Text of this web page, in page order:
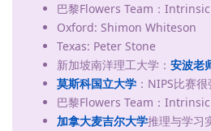
巴黎Flowers Team：
Oxford: Shimon Whiteson
Texas: Peter Stone
新加坡南洋理工大学： 安波老
莫斯科国立大学 ：NIPS比赛很
巴黎Flowers Team：
加拿大麦吉尔大学推理与学习